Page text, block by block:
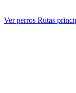
Ver perros Rutas